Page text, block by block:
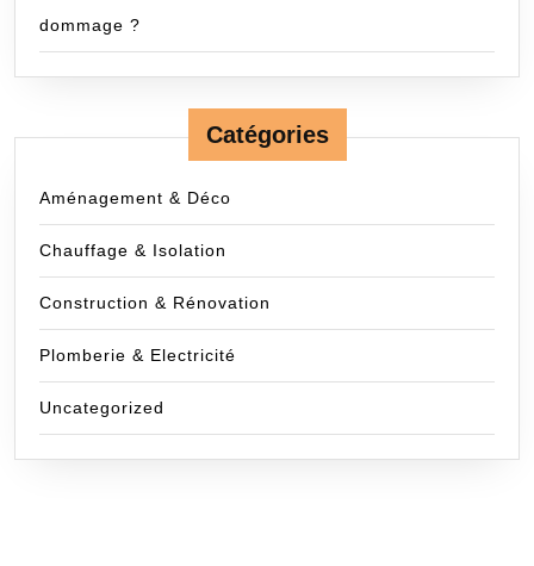
dommage ?
Catégories
Aménagement & Déco
Chauffage & Isolation
Construction & Rénovation
Plomberie & Electricité
Uncategorized